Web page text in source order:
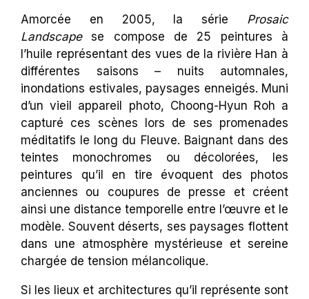
Amorcée en 2005, la série Prosaic
Landscapese compose de 25 peintures à
l’huile représentant des vues de la rivière Han à
différentes saisons – nuits automnales,
inondations estivales, paysages enneigés. Muni
d’un vieil appareil photo, Choong-Hyun Roh a
capturé ces scènes lors de ses promenades
méditatifs le long du Fleuve. Baignant dans des
teintes monochromes ou décolorées, les
peintures qu’il en tire évoquent des photos
anciennes ou coupures de presse et créent
ainsi une distance temporelle entre l’œuvre et le
modèle. Souvent déserts, ses paysages flottent
dans une atmosphère mystérieuse et sereine
chargée de tension mélancolique.
Si les lieux et architectures qu’il représente sont